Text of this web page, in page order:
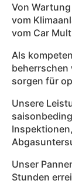
Von
vom
vom Car
Als
beherrschen
sorgen für
Unsere
Unser
Stunden